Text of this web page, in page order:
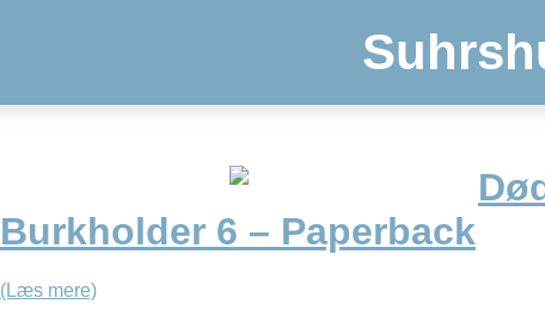
Burkholder 6 – Paperback
(Læs mere)